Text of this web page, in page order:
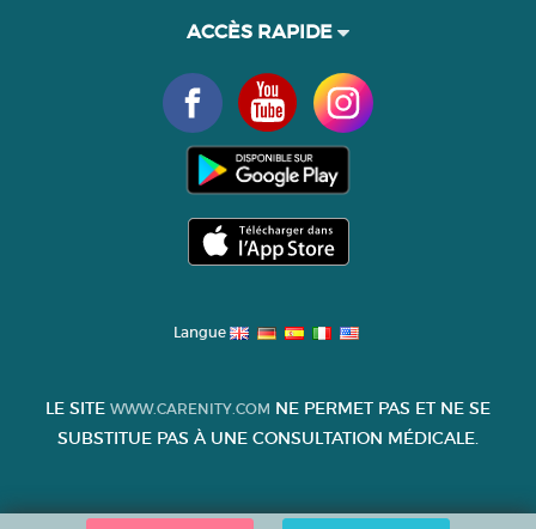
ACCÈS RAPIDE
Langue
LE SITE WWW.CARENITY.COM NE PERMET PAS ET NE SE
SUBSTITUE PAS À UNE CONSULTATION MÉDICALE.